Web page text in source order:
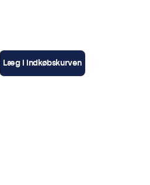
Læg i indkøbskurven